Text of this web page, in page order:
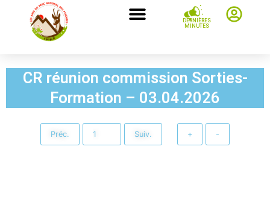
DERNIÈRES
MINUTES
CR réunion commission Sorties-
Formation – 03.04.2026
Préc. Suiv. + -